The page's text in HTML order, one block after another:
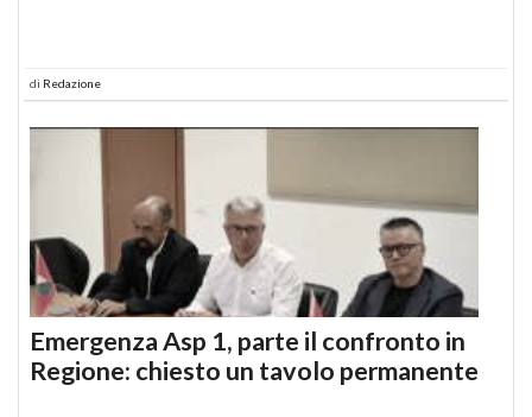
di Redazione
Emergenza Asp 1, parte il confronto in
Regione: chiesto un tavolo permanente